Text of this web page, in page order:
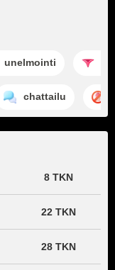
unelmointi
chattailu
8 TKN
22 TKN
28 TKN